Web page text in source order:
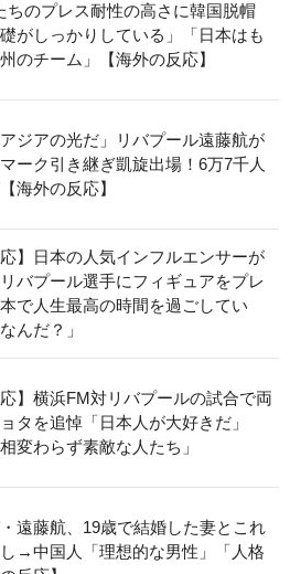
ちのプレス耐性の高さに韓国脱帽
礎がしっかりしている」「日本はも
のチーム」【海外の反応】
ジアの光だ」リバプール遠藤航が
ーク引き継ぎ凱旋出場！6万7千人
海外の反応】
応】日本の人気インフルエンサーが
バプール選手にフィギュアをプレ
で人生最高の時間を過ごしてい
んだ？」
応】横浜FM対リバプールの試合で両
タを追悼「日本人が大好きだ」
変わらず素敵な人たち」
遠藤航、19歳で結婚した妻とこれ
→中国人「理想的な男性」「人格